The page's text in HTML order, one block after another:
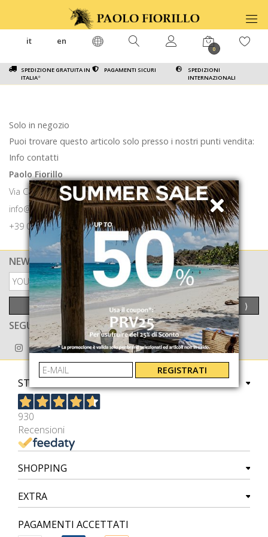
SPEDIZIONE GRATUITA IN
ITALIA*
PAGAMENTI SICURI
SPEDIZIONI
INTERNAZIONALI
it en
0
Solo in negozio
Puoi trovare questo articolo solo presso i nostri punti vendita:
Info contatti
Paolo Fiorillo
Via Calabritto 9 80121 Napoli
info@paolofiorillo.com
+39 081 1857 6024
NEWSLETTER
PRIVACY POLICY
INVIA ⟩
SEGUICI ANCHE SU
STORE
930
Recensioni
SHOPPING
EXTRA
PAGAMENTI ACCETTATI
REGISTRATI